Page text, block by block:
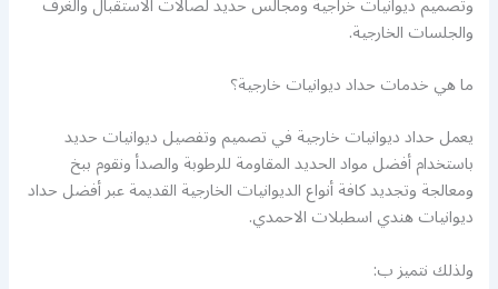
والجلسات الخارجية.
ما هي خدمات حداد ديوانيات خارجية؟
يعمل حداد ديوانيات خارجية في تصميم وتفصيل ديوانيات حديد
باستخدام أفضل مواد الحديد المقاومة للرطوبة والصدأ ونقوم ببخ
ومعالجة وتجديد كافة أنواع الديوانيات الخارجية القديمة عبر أفضل حداد
ديوانيات هندي اسطبلات الاحمدي.
ولذلك نتميز ب: